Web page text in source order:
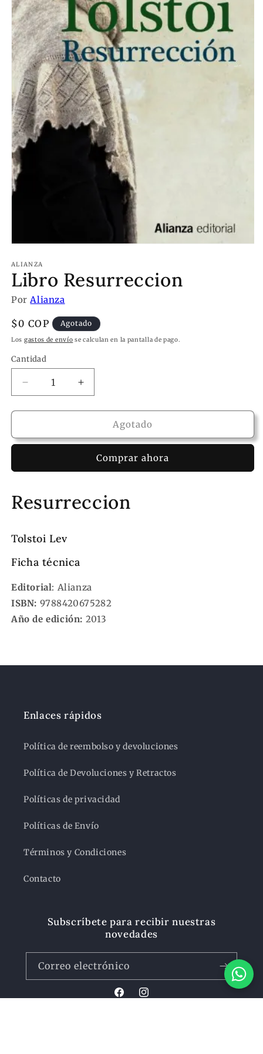
ALIANZA
Libro Resurreccion
PorAlianza
Precio
habitual
$0 COP Agotado
Los gastos de envío se calculan en la pantalla de pago.
Cantidad
Reducir
cantidad
para
Resurreccion
Aumentar
cantidad
para
Resurreccion
Agotado
Comprar ahora
Resurreccion
Tolstoi Lev
Ficha técnica
Editorial: Alianza
ISBN: 9788420675282
Año de edición: 2013
Enlaces rápidos
Política de reembolso y devoluciones
Política de Devoluciones y Retractos
Políticas de privacidad
Políticas de Envío
Términos y Condiciones
Contacto
Subscríbete para recibir nuestras
novedades
Correo electrónico
FacebookInstagram